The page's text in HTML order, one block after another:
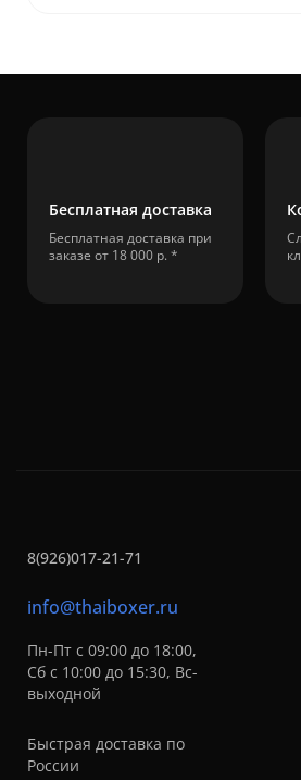
Бесплатная доставка
Бесплатная доставка при
заказе от 18 000 р. *
8(926)017-21-71
info@thaiboxer.ru
Пн-Пт с 09:00 до 18:00,
Сб с 10:00 до 15:30, Вс-
выходной
Быстрая доставка по
России